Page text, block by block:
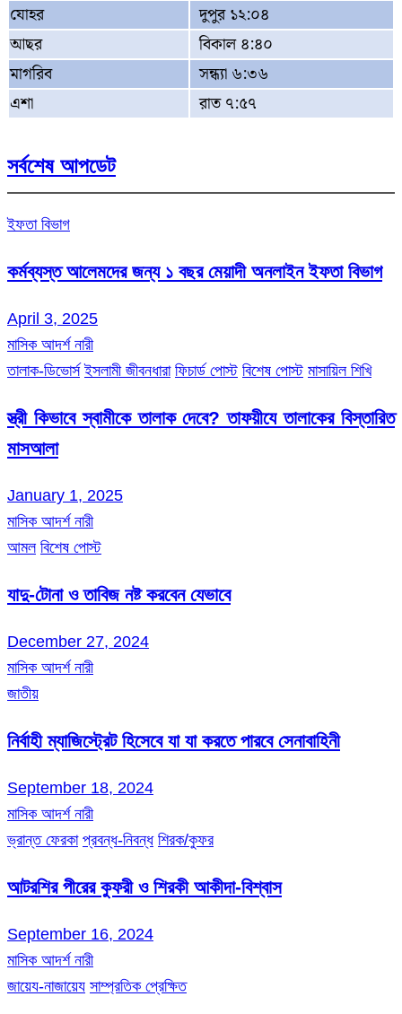
যোহর
দুপুর ১২:০৪
আছর
বিকাল ৪:৪০
মাগরিব
সন্ধ্যা ৬:৩৬
এশা
রাত ৭:৫৭
সর্বশেষ আপডেট
ইফতা বিভাগ
কর্মব্যস্ত আলেমদের জন্য ১ বছর মেয়াদী অনলাইন ইফতা বিভাগ
April 3, 2025
মাসিক আদর্শ নারী
তালাক-ডিভোর্স ইসলামী জীবনধারা ফিচার্ড পোস্ট বিশেষ পোস্ট মাসায়িল শিখি
স্ত্রী কিভাবে স্বামীকে তালাক দেবে? তাফয়ীযে তালাকের বিস্তারিত
মাসআলা
January 1, 2025
মাসিক আদর্শ নারী
আমল বিশেষ পোস্ট
যাদু-টোনা ও তাবিজ নষ্ট করবেন যেভাবে
December 27, 2024
মাসিক আদর্শ নারী
জাতীয়
নির্বাহী ম্যাজিস্ট্রেট হিসেবে যা যা করতে পারবে সেনাবাহিনী
September 18, 2024
মাসিক আদর্শ নারী
ভ্রান্ত ফেরকা প্রবন্ধ-নিবন্ধ শিরক/কুফর
আটরশির পীরের কুফরী ও শিরকী আকীদা-বিশ্বাস
September 16, 2024
মাসিক আদর্শ নারী
জায়েয-নাজায়েয সাম্প্রতিক প্রেক্ষিত